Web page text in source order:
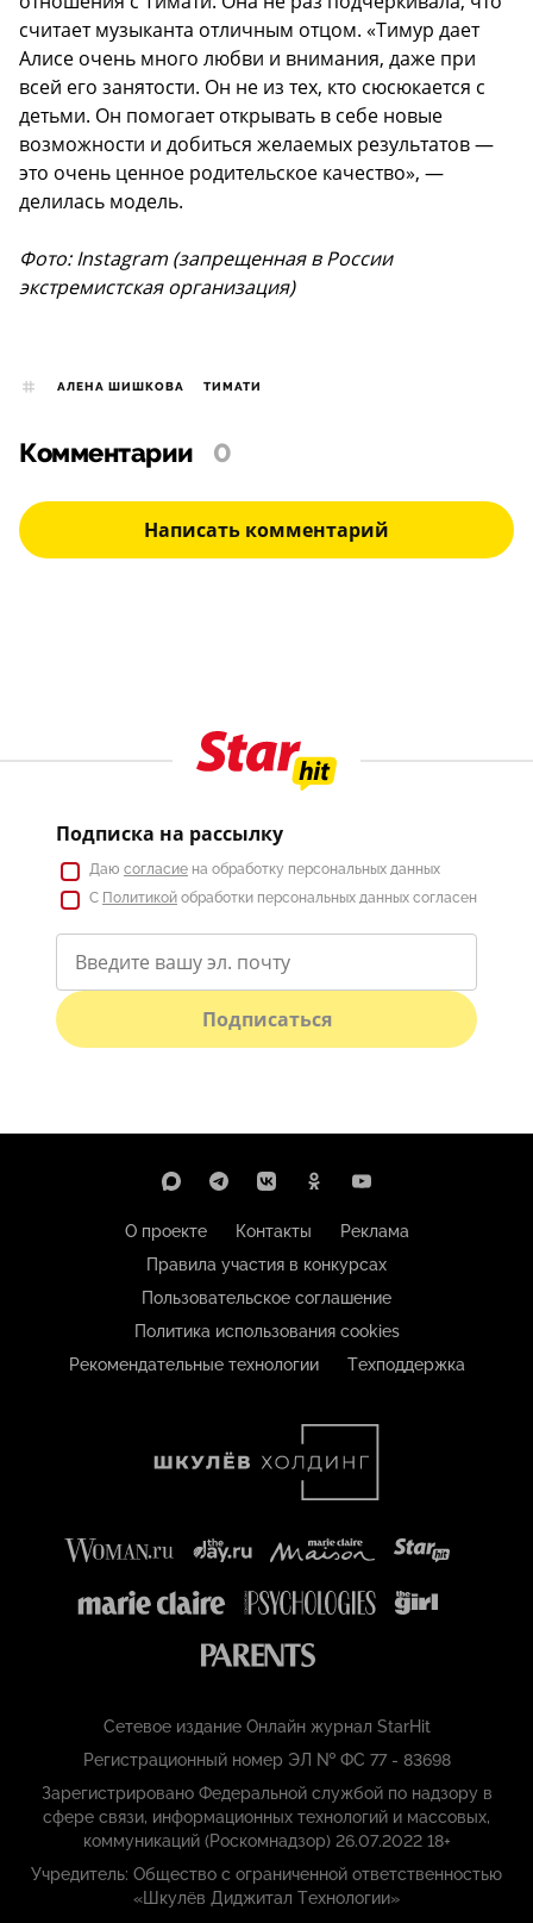
считает музыканта отличным отцом. «Тимур дает
Алисе очень много любви и внимания, даже при
всей его занятости. Он не из тех, кто сюсюкается с
детьми. Он помогает открывать в себе новые
возможности и добиться желаемых результатов —
это очень ценное родительское качество», —
делилась модель.
Фото: Instagram (запрещенная в России
экстремистская организация)
АЛЕНА ШИШКОВА ТИМАТИ
Комментарии 0
Написать комментарий
Подписка на рассылку
Даю согласие на обработку персональных данных
С Политикой обработки персональных данных согласен
Подписаться
О проекте Контакты
Реклама
Правила участия в конкурсах
Пользовательское соглашение
Политика использования cookies
Рекомендательные технологии
Техподдержка
Сетевое издание Онлайн журнал StarHit
Регистрационный номер ЭЛ № ФС 77 - 83698
Зарегистрировано Федеральной службой по надзору в
сфере связи, информационных технологий и массовых,
коммуникаций (Роскомнадзор) 26.07.2022 18+
Учредитель: Общество с ограниченной ответственностью
«Шкулёв Диджитал Технологии»